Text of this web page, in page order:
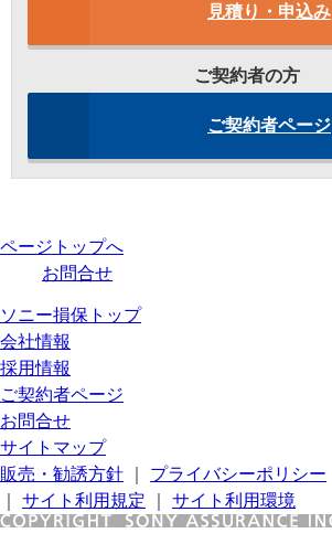
見積り・申込み
ご契約者の方
ご契約者ページ
ページトップへ
お問合せ
ソニー損保トップ
会社情報
採用情報
ご契約者ページ
お問合せ
サイトマップ
販売・勧誘方針
プライバシーポリシー
サイト利用規定 サイト利用環境